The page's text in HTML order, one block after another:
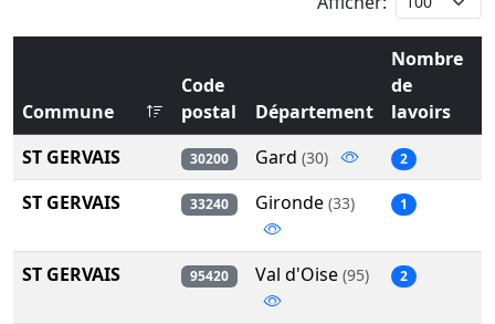
Commune
Code
postal
Département
Nombre
de
lavoirs
ST GERVAIS
30200 Gard (30) 2
ST GERVAIS 33240 Gironde (33) 1
ST GERVAIS 95420 Val d'Oise (95) 2